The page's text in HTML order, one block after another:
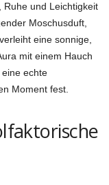
Ruhe und Leichtigkeit
Moschusduft,
eine sonnige,
mit einem Hauch
echte
Moment fest.